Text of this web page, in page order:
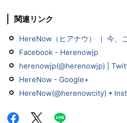
関連リンク
HereNow（ヒアナウ） ｜ 今、
Facebook - Herenowjp
herenowjp(@herenowjp) |
HereNow - Google+
HereNow(@herenowcity) •